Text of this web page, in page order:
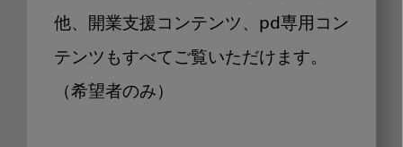
他、開業支援コンテンツ、pd専用コン
テンツもすべてご覧いただけます。
（希望者のみ）